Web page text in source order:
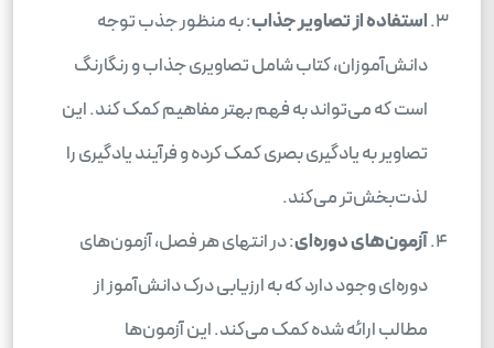
استفاده از تصاویر جذاب: به منظور جذب توجه
دانش‌آموزان، کتاب شامل تصاویری جذاب و رنگارنگ
است که می‌تواند به فهم بهتر مفاهیم کمک کند. این
تصاویر به یادگیری بصری کمک کرده و فرآیند یادگیری را
لذت‌بخش‌تر می‌کند.
آزمون‌های دوره‌ای: در انتهای هر فصل، آزمون‌های
دوره‌ای وجود دارد که به ارزیابی درک دانش‌آموز از
مطالب ارائه شده کمک می‌کند. این آزمون‌ها